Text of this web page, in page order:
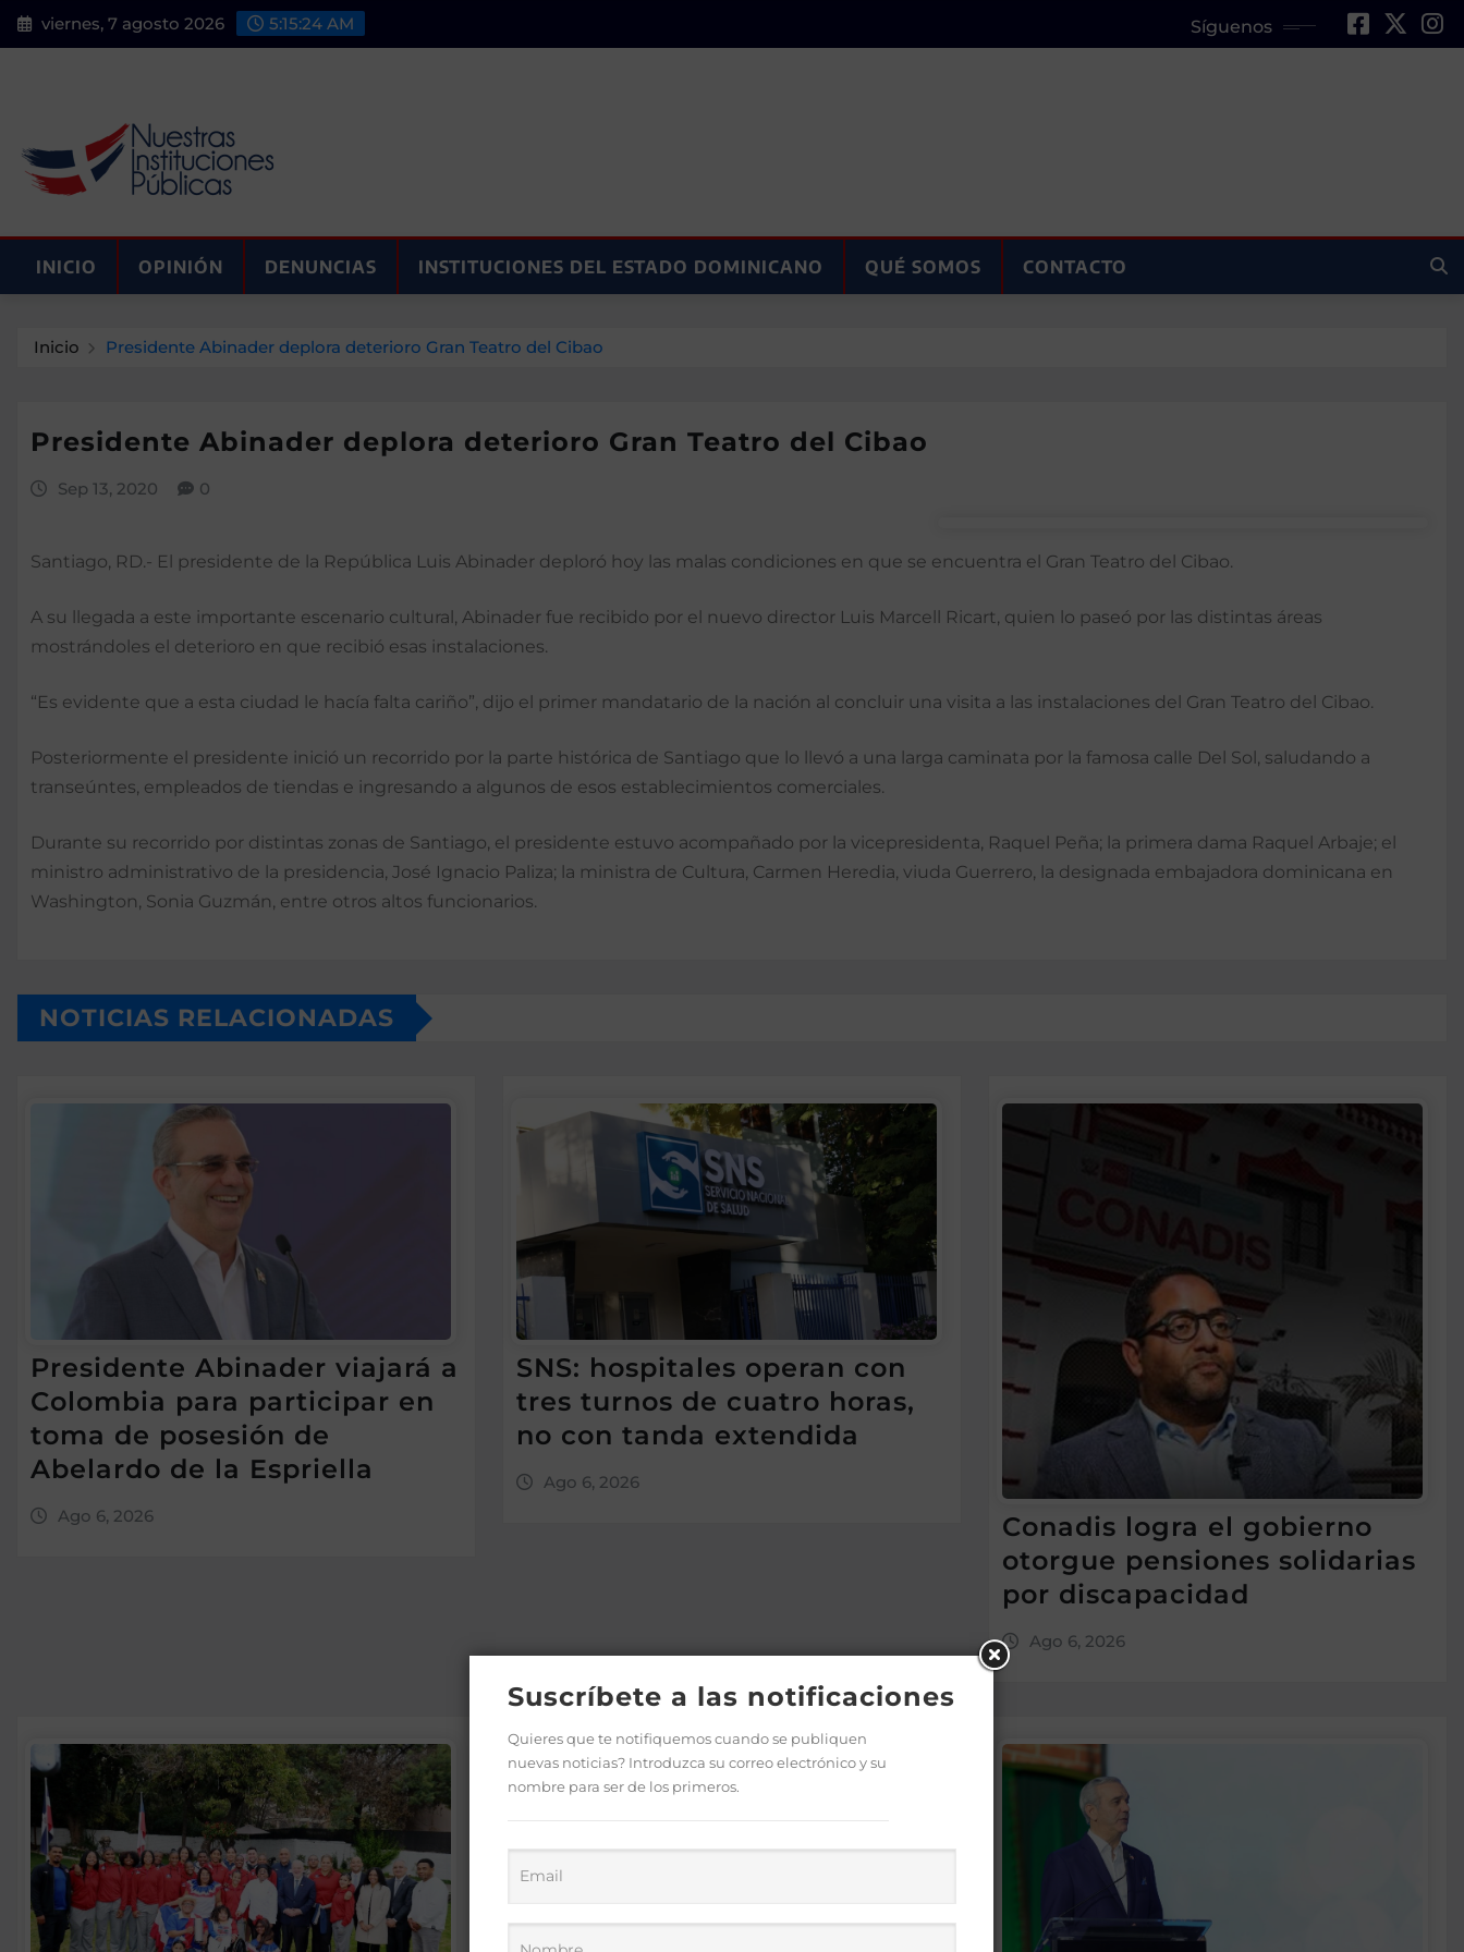
Saltar
al
viernes, 7 agosto 2026 5:15:25 AM Síguenos
INICIO OPINIÓN DENUNCIAS INSTITUCIONES DEL ESTADO DOMINICANO QUÉ SOMOS CONTACTO
Inicio Presidente Abinader deplora deterioro Gran Teatro del Cibao
Presidente Abinader deplora deterioro Gran Teatro del Cibao
Sep 13, 2020 0
Santiago, RD.- El presidente de la República Luis Abinader deploró hoy las malas condiciones en que se encuentra el Gran Teatro del Cibao.
A su llegada a este importante escenario cultural, Abinader fue recibido por el nuevo director Luis Marcell Ricart, quien lo paseó por las distintas áreas
mostrándoles el deterioro en que recibió esas instalaciones.
“Es evidente que a esta ciudad le hacía falta cariño”, dijo el primer mandatario de la nación al concluir una visita a las instalaciones del Gran Teatro del Cibao.
Posteriormente el presidente inició un recorrido por la parte histórica de Santiago que lo llevó a una larga caminata por la famosa calle Del Sol, saludando a
transeúntes, empleados de tiendas e ingresando a algunos de esos establecimientos comerciales.
Durante su recorrido por distintas zonas de Santiago, el presidente estuvo acompañado por la vicepresidenta, Raquel Peña; la primera dama Raquel Arbaje; el
ministro administrativo de la presidencia, José Ignacio Paliza; la ministra de Cultura, Carmen Heredia, viuda Guerrero, la designada embajadora dominicana en
Washington, Sonia Guzmán, entre otros altos funcionarios.
NOTICIAS RELACIONADAS
Presidente Abinader viajará a
Colombia para participar en
toma de posesión de
Abelardo de la Espriella
Ago 6, 2026
SNS: hospitales operan con
tres turnos de cuatro horas,
no con tanda extendida
Ago 6, 2026
Conadis logra el gobierno
otorgue pensiones solidarias
por discapacidad
Ago 6, 2026
Suscríbete a las notificaciones
Quieres que te notifiquemos cuando se publiquen
nuevas noticias? Introduzca su correo electrónico y su
nombre para ser de los primeros.